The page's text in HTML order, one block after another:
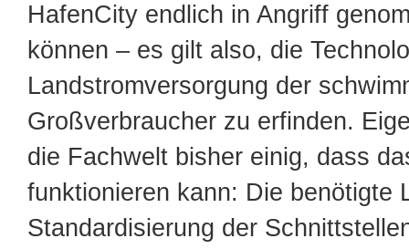
HafenCity endlich in Angriff
können – es gilt also, die
Landstromversorgung der
Großverbraucher zu erfinden.
die Fachwelt bisher einig, dass
funktionieren kann: Die benötigte
Standardisierung der